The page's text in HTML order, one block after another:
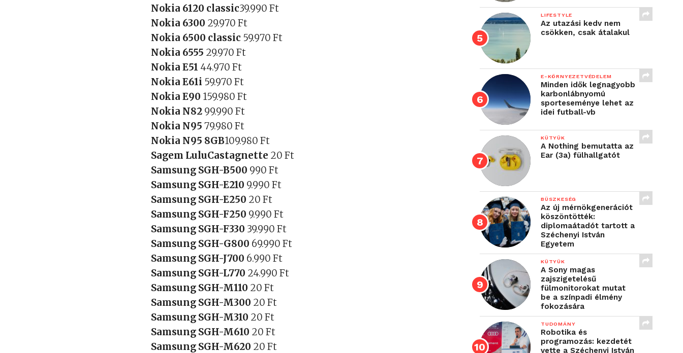
Nokia 6120 classic39.990 Ft
Nokia 6300 29.970 Ft
Nokia 6500 classic 59.970 Ft
Nokia 6555 29.970 Ft
Nokia E51 44.970 Ft
Nokia E61i 59.970 Ft
Nokia E90 159.980 Ft
Nokia N82 99.990 Ft
Nokia N9579.980 Ft
Nokia N95 8GB109.980 Ft
Sagem LuluCastagnette 20 Ft
Samsung SGH-B500 990 Ft
Samsung SGH-E210 9.990 Ft
Samsung SGH-E250 20 Ft
Samsung SGH-F250 9.990 Ft
Samsung SGH-F330 39.990 Ft
Samsung SGH-G800 69.990 Ft
Samsung SGH-J700 6.990 Ft
Samsung SGH-L770 24.990 Ft
Samsung SGH-M110 20 Ft
Samsung SGH-M300 20 Ft
Samsung SGH-M310 20 Ft
Samsung SGH-M610 20 Ft
Samsung SGH-M620 20 Ft
LIFESTYLE
Az utazási kedv nem
csökken, csak átalakul
E-KÖRNYEZETVÉDELEM
Minden idők legnagyobb
karbonlábnyomú
sporteseménye lehet az
idei futball-vb
KÜTYÜK
A Nothing bemutatta az
Ear (3a) fülhallgatót
BÜSZKESÉG
Az új mérnökgenerációt
köszöntötték:
diplomaátadót tartott a
Széchenyi István
Egyetem
KÜTYÜK
A Sony magas
zajszigetelésű
fülmonitorokat mutat
be a színpadi élmény
fokozására
TUDOMÁNY
Robotika és
programozás: kezdetét
vette a Széchenyi István